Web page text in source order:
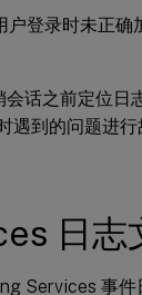
登录时未正确
话之前定位日
遇到的问题进
日志
Services 事件